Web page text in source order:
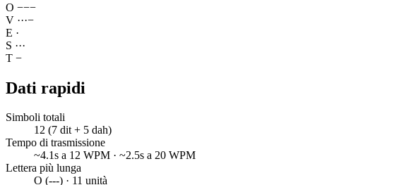
O −−−
V ···−
E ·
S ···
T −
Dati rapidi
Simboli totali
12 (7 dit + 5 dah)
Tempo di trasmissione
~4.1s a 12 WPM · ~2.5s a 20 WPM
Lettera più lunga
O (---) · 11 unità